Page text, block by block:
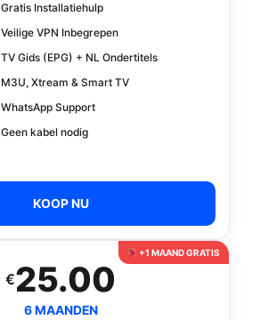
Gratis Installatiehulp
Veilige VPN Inbegrepen
TV Gids (EPG) + NL Ondertitels
M3U, Xtream & Smart TV
WhatsApp Support
Geen kabel nodig
KOOP NU
+1 MAAND GRATIS
€25.00
6 MAANDEN